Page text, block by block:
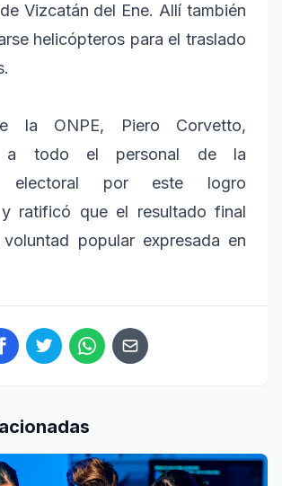
Vizcatán del Ene. Allí también
helicópteros para el traslado
la ONPE, Piero Corvetto,
a todo el personal de la
electoral por este logro
ratificó que el resultado final
popular expresada en